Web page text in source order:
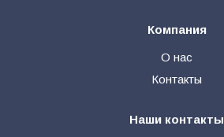
Компания
О нас
Контакты
Наши контакты